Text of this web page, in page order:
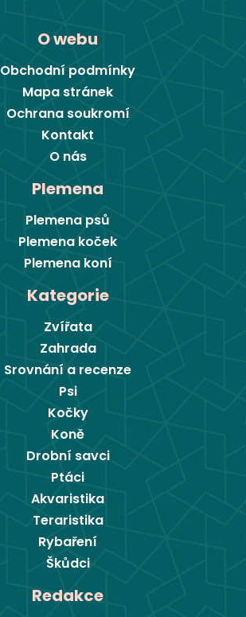
O webu
Obchodní podmínky
Mapa stránek
Ochrana soukromí
Kontakt
O nás
Plemena
Plemena psů
Plemena koček
Plemena koní
Kategorie
Zvířata
Zahrada
Srovnání a recenze
Psi
Kočky
Koně
Drobní savci
Ptáci
Akvaristika
Teraristika
Rybaření
Škůdci
Redakce